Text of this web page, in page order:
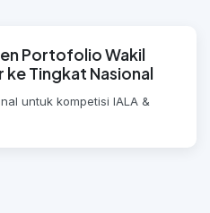
Portofolio Wakil
ke Tingkat Nasional
untuk kompetisi IALA &